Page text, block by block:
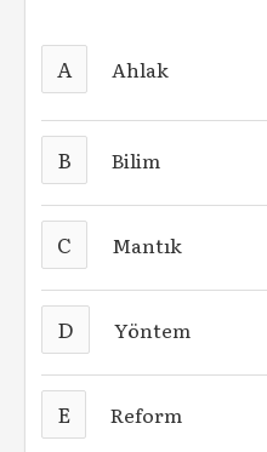
A Ahlak
B Bilim
C Mantık
D Yöntem
E Reform